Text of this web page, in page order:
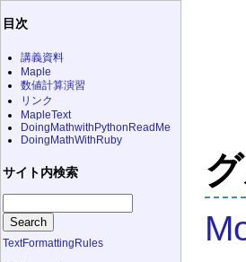
目次
講義資料
Maple
数値計算演習
リンク
MapleText
DoingMathwithPythonReadMe
DoingMathWithRuby
サイト内検索
TextFormattingRules